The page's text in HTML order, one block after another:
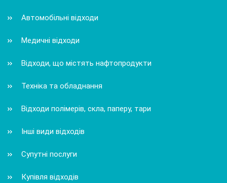
Автомобільні відходи
Медичні відходи
Відходи, що містять нафтопродукти
Техніка та обладнання
Відходи полімерів, скла, паперу, тари
Інші види відходів
Супутні послуги
Купівля відходів